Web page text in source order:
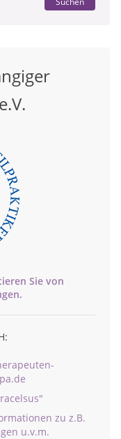
Sie von
zu z.B.
u.v.m.